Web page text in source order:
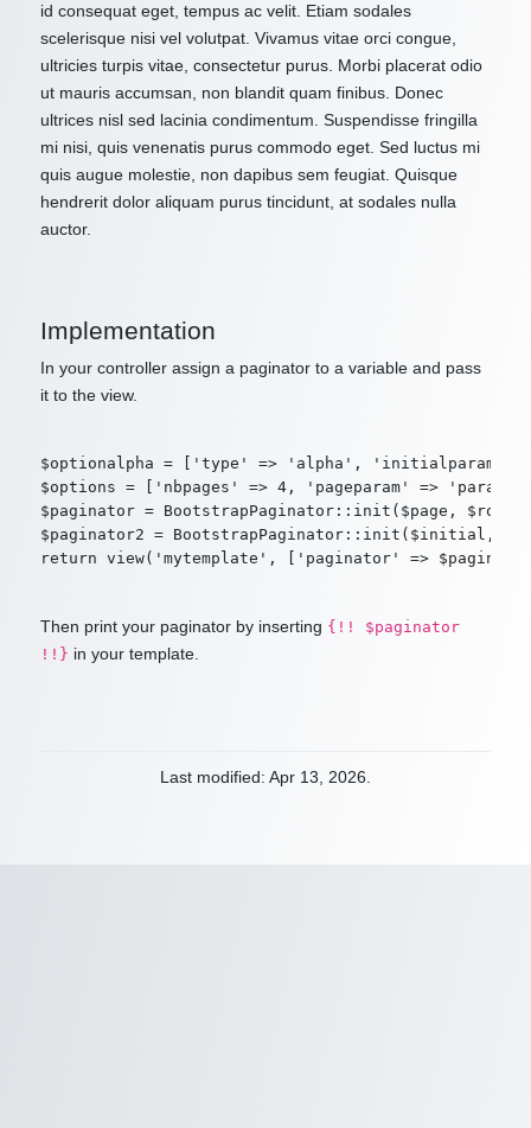
id consequat eget, tempus ac velit. Etiam sodales
scelerisque nisi vel volutpat. Vivamus vitae orci congue,
ultricies turpis vitae, consectetur purus. Morbi placerat odio
ut mauris accumsan, non blandit quam finibus. Donec
ultrices nisl sed lacinia condimentum. Suspendisse fringilla
mi nisi, quis venenatis purus commodo eget. Sed luctus mi
quis augue molestie, non dapibus sem feugiat. Quisque
hendrerit dolor aliquam purus tincidunt, at sodales nulla
auctor.
Implementation
In your controller assign a paginator to a variable and pass
it to the view.
$optionalpha = ['type' => 'alpha', 'initialparam'
$options = ['nbpages' => 4, 'pageparam' =>
$paginator = BootstrapPaginator::init($page,
$paginator2 = BootstrapPaginator::init($initial,
Then print your paginator by inserting {!! $paginator
!!} in your template.
Last modified: Apr 13, 2026.